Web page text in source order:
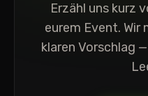
Erzähl uns kurz
eurem Event. Wir
klaren Vorschlag